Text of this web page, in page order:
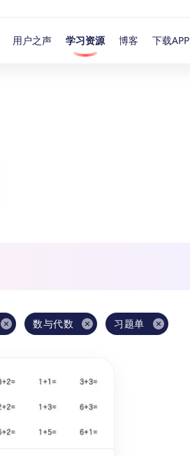
用户之声 学习资源 博客 下载APP
数与代数 习题单